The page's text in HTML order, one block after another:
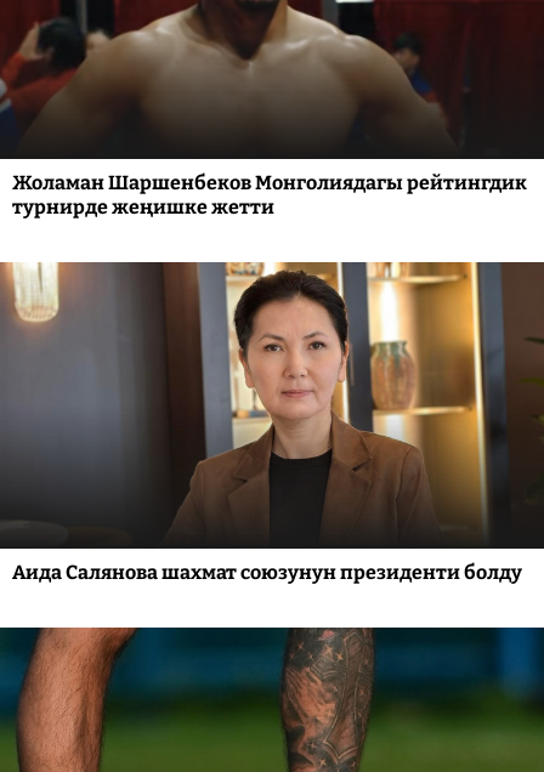
Жоламан Шаршенбеков Монголиядагы рейтингдик
турнирде жеңишке жетти
Аида Салянова шахмат союзунун президенти болду